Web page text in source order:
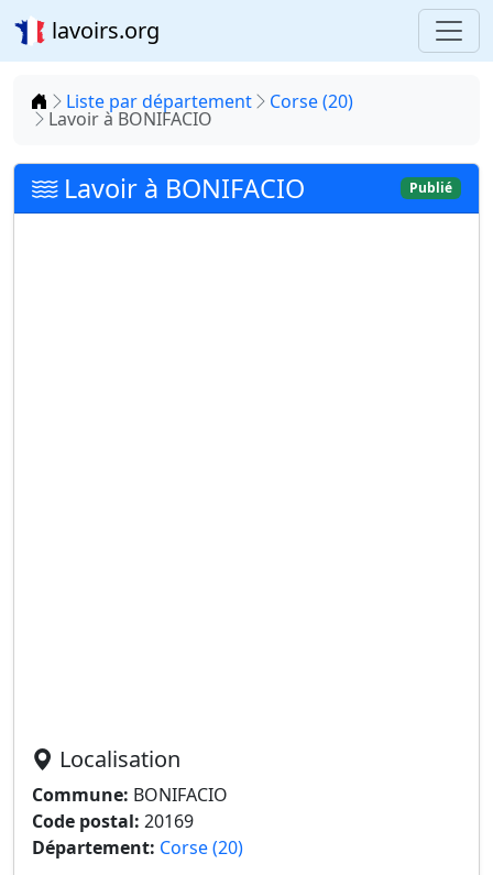
lavoirs.org
Accueil
Liste par département Corse (20)
Lavoir à BONIFACIO
Lavoir à BONIFACIO Publié
Localisation
Commune: BONIFACIO
Code postal: 20169
Département: Corse (20)